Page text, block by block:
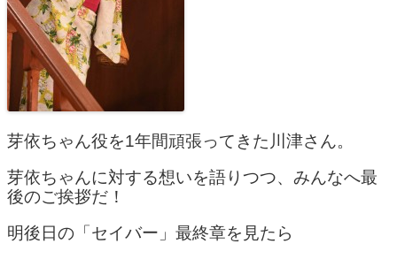
芽依ちゃん役を1年間頑張ってきた川津さん。
芽依ちゃんに対する想いを語りつつ、みんなへ最
後のご挨拶だ！
明後日の「セイバー」最終章を見たら